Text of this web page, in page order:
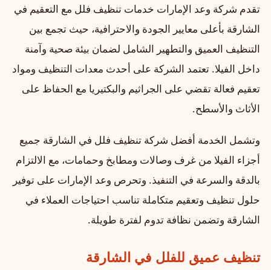
تقدم شركة وعد الإمارات خدمات تنظيف فلل مع التعقيم في
الشارقة بأعلى معايير الجودة والاحترافية، حيث تجمع بين
التنظيف العميق والتطهير الشامل لضمان بيئة صحية وآمنة
داخل الفيلا. تعتمد الشركة على أحدث معدات التنظيف ومواد
تعقيم فعالة تقضي على الجراثيم والبكتيريا مع الحفاظ على
الأثاث والأسطح.
وتشمل الخدمة أفضل شركة تنظيف فلل في الشارقة جميع
أجزاء الفيلا من غرف وصالات ومطابخ وحمامات، مع الالتزام
بالدقة والسرعة في التنفيذ. وتحرص وعد الإمارات على توفير
حلول تنظيف وتعقيم متكاملة تناسب احتياجات العملاء في
الشارقة وتضمن نظافة تدوم لفترة طويلة.
تنظيف عميق للفلل في الشارقة